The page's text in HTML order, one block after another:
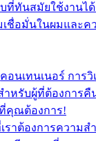
ที่ทันสมัยใช้งานได้
ชื่อมั่นในผมและค
นเทนเนอร์ การ
สำหรับผู้ที่ต้องการ
คุณต้องการ!
ราต้องการความส